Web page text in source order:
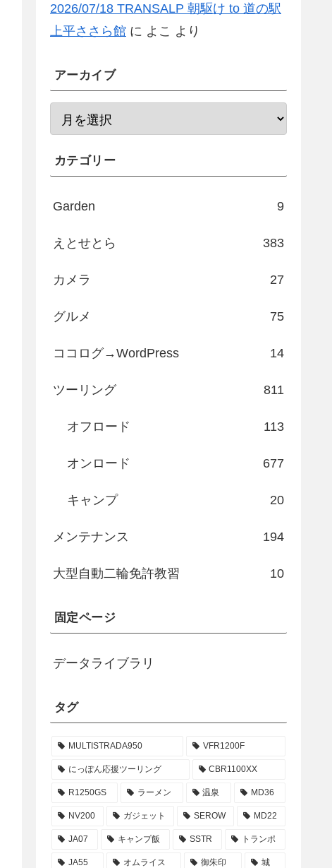
2026/07/18 TRANSALP 朝駆け to 道の駅
上平ささら館 に よこ より
アーカイブ
カテゴリー
Garden 9
えとせとら 383
カメラ 27
グルメ 75
ココログ→WordPress 14
ツーリング 811
オフロード 113
オンロード 677
キャンプ 20
メンテナンス 194
大型自動二輪免許教習 10
固定ページ
データライブラリ
タグ
MULTISTRADA950 VFR1200F
にっぽん応援ツーリング CBR1100XX
R1250GS ラーメン 温泉 MD36
NV200 ガジェット SEROW MD22
JA07 キャンプ飯 SSTR トランポ
JA55 オムライス 御朱印 城